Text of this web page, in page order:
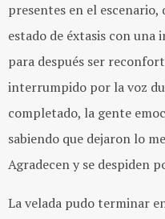
presentes en el
estado de éxtasis con una
para después ser
interrumpido por la voz
completado, la gente
sabiendo que dejaron lo
Agradecen y se despiden
La velada pudo terminar